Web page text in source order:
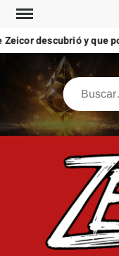
Saltar
contenido
descubrió y que
Buscar